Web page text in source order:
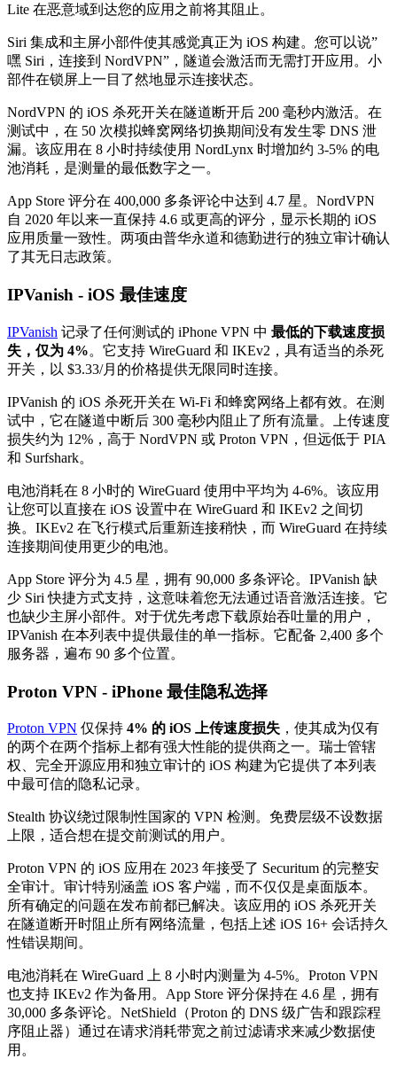
Lite 在恶意域到达您的应用之前将其阻止。
Siri 集成和主屏小部件使其感觉真正为 iOS 构建。您可以说”
嘿 Siri，连接到 NordVPN”，隧道会激活而无需打开应用。小
部件在锁屏上一目了然地显示连接状态。
NordVPN 的 iOS 杀死开关在隧道断开后 200 毫秒内激活。在
测试中，在 50 次模拟蜂窝网络切换期间没有发生零 DNS 泄
漏。该应用在 8 小时持续使用 NordLynx 时增加约 3-5% 的电
池消耗，是测量的最低数字之一。
App Store 评分在 400,000 多条评论中达到 4.7 星。NordVPN
自 2020 年以来一直保持 4.6 或更高的评分，显示长期的 iOS
应用质量一致性。两项由普华永道和德勤进行的独立审计确认
了其无日志政策。
IPVanish - iOS 最佳速度
IPVanish 记录了任何测试的 iPhone VPN 中 最低的下载速度损
失，仅为 4%。它支持 WireGuard 和 IKEv2，具有适当的杀死
开关，以 $3.33/月的价格提供无限同时连接。
IPVanish 的 iOS 杀死开关在 Wi-Fi 和蜂窝网络上都有效。在测
试中，它在隧道中断后 300 毫秒内阻止了所有流量。上传速度
损失约为 12%，高于 NordVPN 或 Proton VPN，但远低于 PIA
和 Surfshark。
电池消耗在 8 小时的 WireGuard 使用中平均为 4-6%。该应用
让您可以直接在 iOS 设置中在 WireGuard 和 IKEv2 之间切
换。IKEv2 在飞行模式后重新连接稍快，而 WireGuard 在持续
连接期间使用更少的电池。
App Store 评分为 4.5 星，拥有 90,000 多条评论。IPVanish 缺
少 Siri 快捷方式支持，这意味着您无法通过语音激活连接。它
也缺少主屏小部件。对于优先考虑下载原始吞吐量的用户，
IPVanish 在本列表中提供最佳的单一指标。它配备 2,400 多个
服务器，遍布 90 多个位置。
Proton VPN - iPhone 最佳隐私选择
Proton VPN 仅保持 4% 的 iOS 上传速度损失 ，使其成为仅有
的两个在两个指标上都有强大性能的提供商之一。瑞士管辖
权、完全开源应用和独立审计的 iOS 构建为它提供了本列表
中最可信的隐私记录。
Stealth 协议绕过限制性国家的 VPN 检测。免费层级不设数据
上限，适合想在提交前测试的用户。
Proton VPN 的 iOS 应用在 2023 年接受了 Securitum 的完整安
全审计。审计特别涵盖 iOS 客户端，而不仅仅是桌面版本。
所有确定的问题在发布前都已解决。该应用的 iOS 杀死开关
在隧道断开时阻止所有网络流量，包括上述 iOS 16+ 会话持久
性错误期间。
电池消耗在 WireGuard 上 8 小时内测量为 4-5%。Proton VPN
也支持 IKEv2 作为备用。App Store 评分保持在 4.6 星，拥有
30,000 多条评论。NetShield（Proton 的 DNS 级广告和跟踪程
序阻止器）通过在请求消耗带宽之前过滤请求来减少数据使
用。